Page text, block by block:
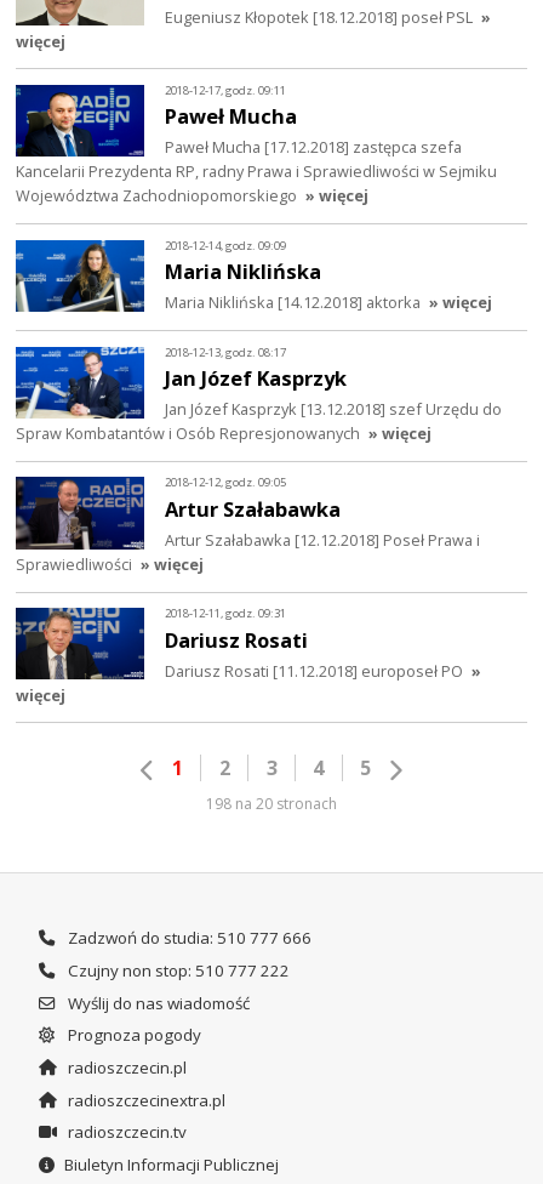
Eugeniusz Kłopotek [18.12.2018] poseł PSL
»
więcej
2018-12-17, godz. 09:11
Paweł Mucha
Paweł Mucha [17.12.2018] zastępca szefa
Kancelarii Prezydenta RP, radny Prawa i Sprawiedliwości w Sejmiku
Województwa Zachodniopomorskiego » więcej
2018-12-14, godz. 09:09
Maria Niklińska
Maria Niklińska [14.12.2018] aktorka » więcej
2018-12-13, godz. 08:17
Jan Józef Kasprzyk
Jan Józef Kasprzyk [13.12.2018] szef Urzędu do
Spraw Kombatantów i Osób Represjonowanych » więcej
2018-12-12, godz. 09:05
Artur Szałabawka
Artur Szałabawka [12.12.2018] Poseł Prawa i
Sprawiedliwości » więcej
2018-12-11, godz. 09:31
Dariusz Rosati
Dariusz Rosati [11.12.2018] europoseł PO »
więcej
1 2 3 4 5
198 na 20 stronach
Zadzwoń do studia: 510 777 666
Czujny non stop: 510 777 222
Wyślij do nas wiadomość
Prognoza pogody
radioszczecin.pl
radioszczecinextra.pl
radioszczecin.tv
Biuletyn Informacji Publicznej